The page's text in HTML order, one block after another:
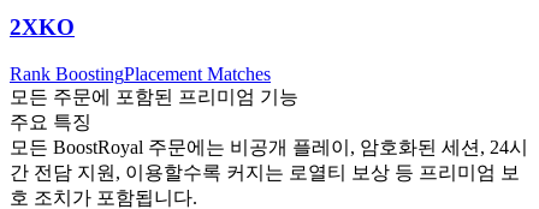
2XKO
Rank BoostingPlacement Matches
모든 주문에 포함된 프리미엄 기능
주요 특징
모든 BoostRoyal 주문에는 비공개 플레이, 암호화된 세션, 24시
간 전담 지원, 이용할수록 커지는 로열티 보상 등 프리미엄 보
호 조치가 포함됩니다.